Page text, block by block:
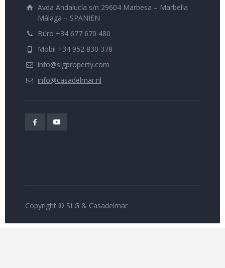
Avda Andalucía s/n 29604 Marbesa – Marbella
Málaga – SPANIEN
Büro +34 677 670 480
Mobil +34 952 830 378
info@slgproperty.com
info@casadelmar.nl
Copyright © SLG & Casadelmar